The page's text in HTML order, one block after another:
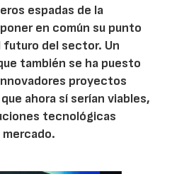
espadas de la
en común su punto
futuro del sector. Un
también se ha puesto
proyectos
ahora sí serían viables,
tecnológicas